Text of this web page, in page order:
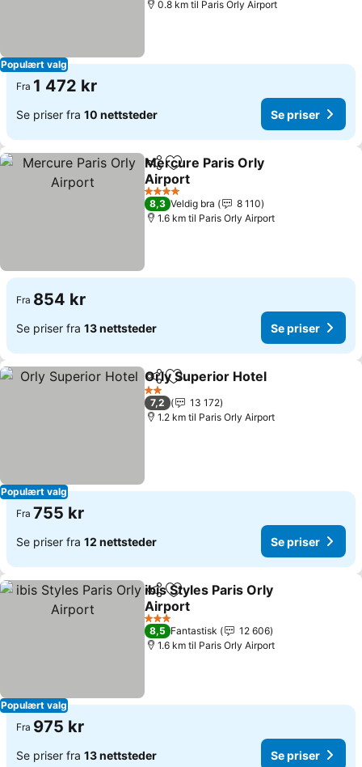
Populært valg
0.8 km til Paris Orly Airport
Fra 1 472 kr
Se priser fra 10 nettsteder Se priser
Del Legg til i favoritter
Mercure Paris Orly
Airport
Se priser
4 Stjerner
8,3 Veldig bra
8 110
1.6 km til Paris Orly Airport
Fra 854 kr
Se priser fra 13 nettsteder Se priser
Populært valg
Del Legg til i favoritter
Orly Superior Hotel
2 Stjerner
7,2
13 172
1.2 km til Paris Orly Airport
Fra 755 kr
Se priser fra 12 nettsteder Se priser
Populært valg
Del Legg til i favoritter
ibis Styles Paris Orly
Airport
Se priser
3 Stjerner
8,5 Fantastisk
12 606
1.6 km til Paris Orly Airport
Fra 975 kr
Se priser fra 13 nettsteder Se priser